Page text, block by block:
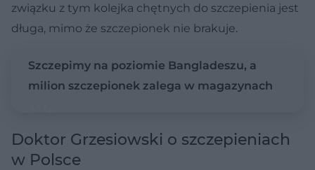
związku z tym kolejka chętnych do szczepienia jest
długa, mimo że szczepionek nie brakuje.
Szczepimy na poziomie Bangladeszu, a
milion szczepionek zalega w magazynach
Doktor Grzesiowski o szczepieniach
w Polsce